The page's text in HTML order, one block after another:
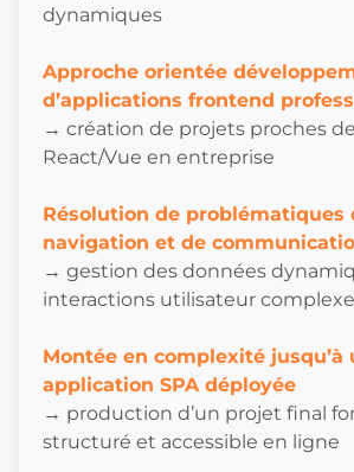
dynamiques
Approche orientée
d’applications frontend
→ création de projets proches
React/Vue en entreprise
Résolution de problématiques
navigation et de
→ gestion des données
interactions utilisateur
Montée en complexité jusqu’à
application SPA déployée
→ production d’un projet final
structuré et accessible en ligne